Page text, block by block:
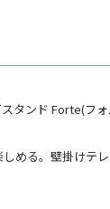
タンド Forte(フ
める。壁掛けテ